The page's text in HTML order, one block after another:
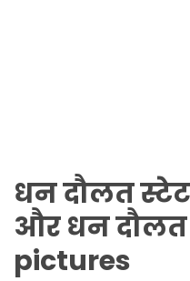
धन दौलत
औरधन दौलत
pictures